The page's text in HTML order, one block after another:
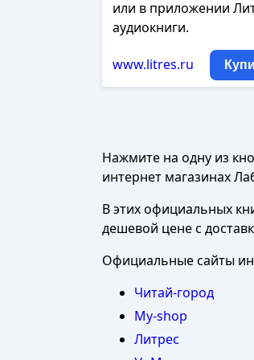
или в приложении
аудиокниги.
www.litres.ru
Нажмите на одну из
интернет магазинах
В этих официальных
дешевой цене с
Официальные сайты
Читай-город
My-shop
Литрес